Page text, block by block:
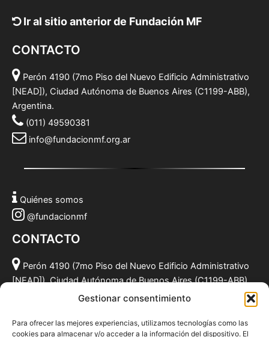
Gestionar consentimiento
Para ofrecer las mejores experiencias, utilizamos tecnologías como las
cookies para almacenar y/o acceder a la información del dispositivo. El
Ir al sitio anterior de Fundación MF
CONTACTO
Perón 4190 (7mo Piso del Nuevo Edificio Administrativo
[NEAD]), Ciudad Autónoma de Buenos Aires (C1199-ABB),
Argentina.
(011) 49590381
info@fundacionmf.org.ar
Quiénes somos
@fundacionmf
CONTACTO
Perón 4190 (7mo Piso del Nuevo Edificio Administrativo
[NEAD]), Ciudad Autónoma de Buenos Aires (C1199-ABB),
info@fundacionmf.org.ar